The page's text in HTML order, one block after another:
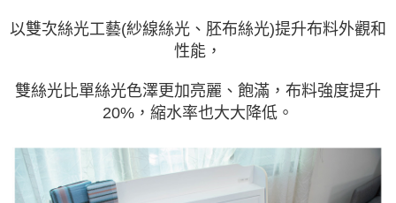
以雙次絲光工藝(紗線絲光、胚布絲光)提升布料外觀和
性能，
雙絲光比單絲光色澤更加亮麗、飽滿，布料強度提升
20%，縮水率也大大降低。